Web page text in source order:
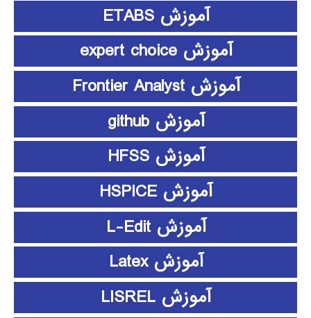
آموزش ETABS
آموزش expert choice
آموزش Frontier Analyst
آموزش github
آموزش HFSS
آموزش HSPICE
آموزش L-Edit
آموزش Latex
آموزش LISREL